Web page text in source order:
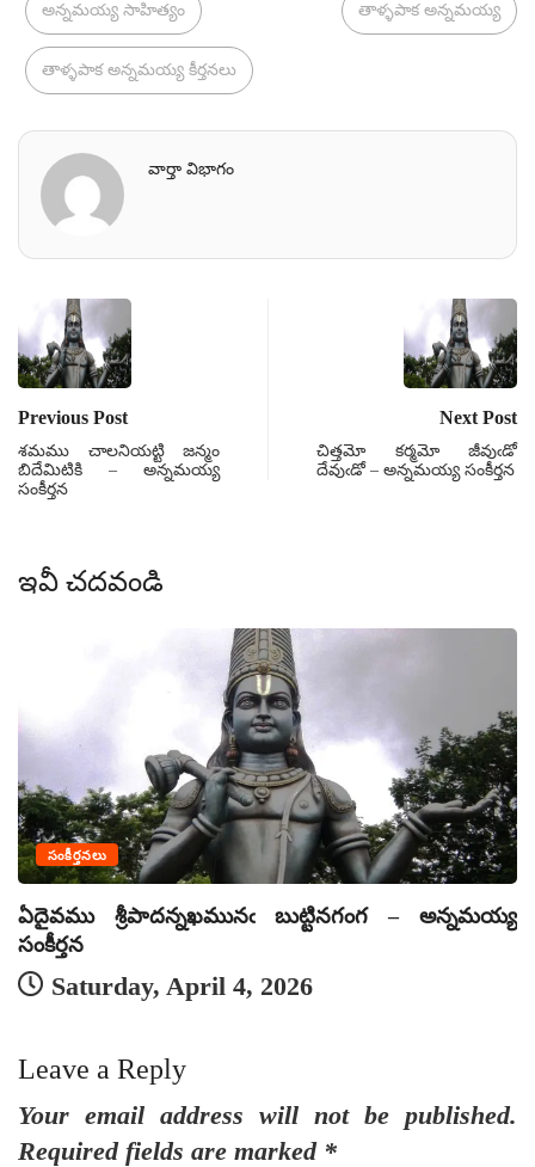
అన్నమయ్య సాహిత్యం తాళ్ళపాక అన్నమయ్య
తాళ్ళపాక అన్నమయ్య కీర్తనలు
వార్తా విభాగం
Previous Post
శమము చాలనియట్టి జన్మం
బిదేమిటికి – అన్నమయ్య
సంకీర్తన
Next Post
చిత్తమో కర్మమో జీవుఁడో
దేవుఁడో – అన్నమయ్య సంకీర్తన
ఇవీ చదవండి
సంకీర్తనలు
ఏదైవము శ్రీపాదన్నఖమునఁ బుట్టినగంగ – అన్నమయ్య
సంకీర్తన
Saturday, April 4, 2026
Leave a Reply
Your email address will not be published.
Required fields are marked *